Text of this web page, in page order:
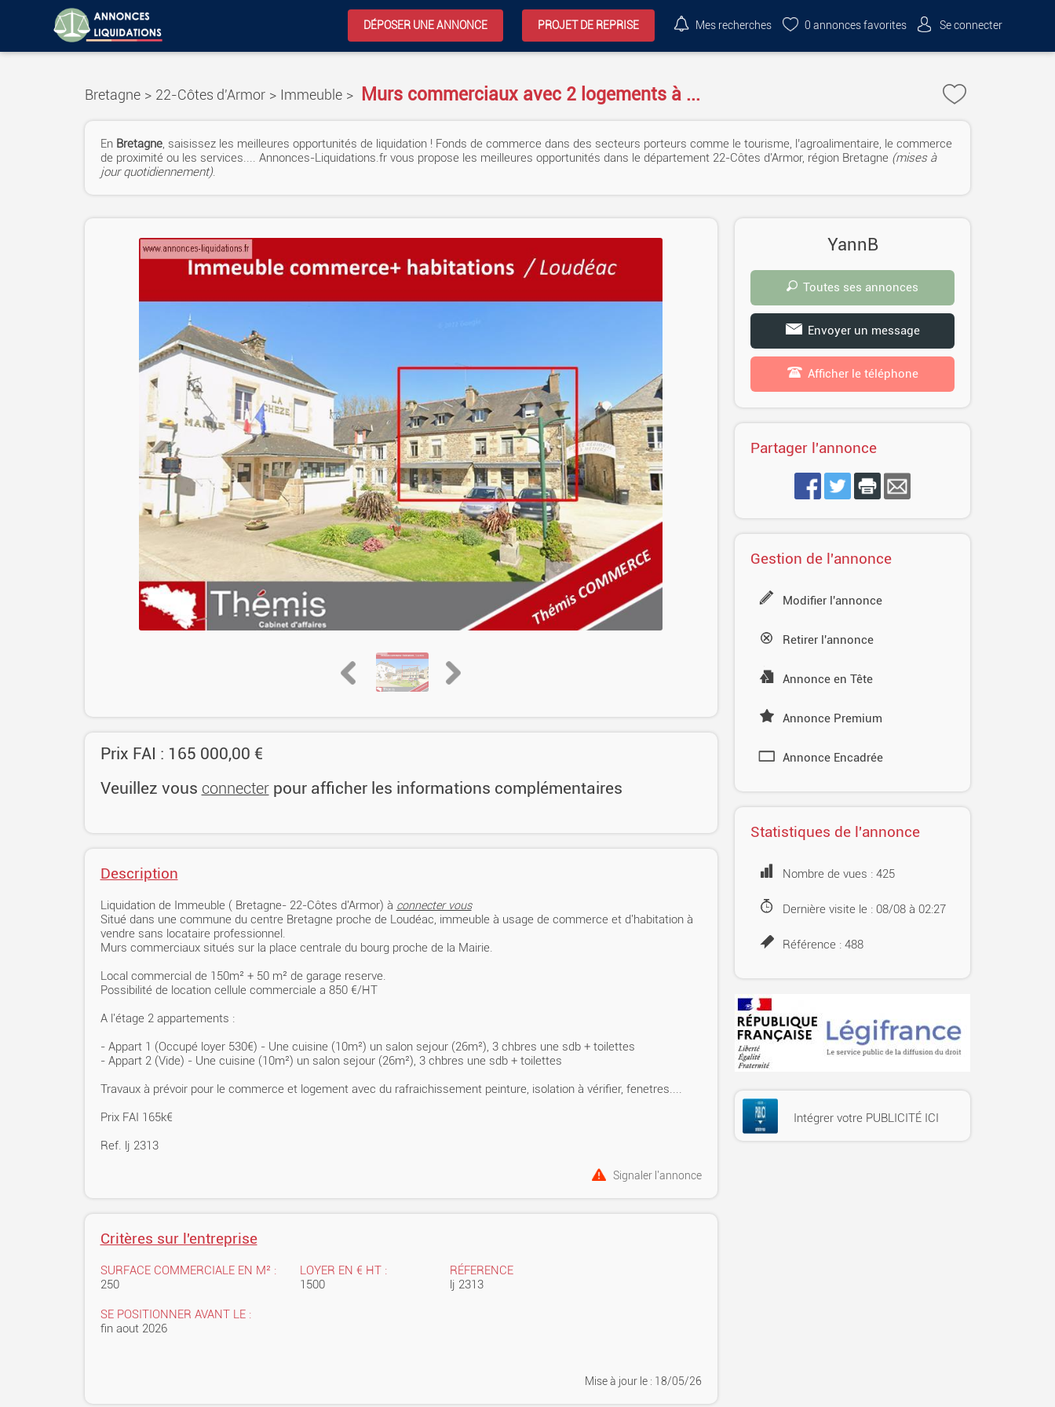
DÉPOSER UNE ANNONCE PROJET DE REPRISE Mes recherches 0 annonces favorites Se connecter
Bretagne > 22-Côtes d'Armor > Immeuble > Murs commerciaux avec 2 logements à ...
En Bretagne, saisissez les meilleures opportunités de liquidation ! Fonds de commerce dans des secteurs porteurs comme le tourisme, l’agroalimentaire, le commerce
de proximité ou les services.... Annonces-Liquidations.fr vous propose les meilleures opportunités dans le département 22-Côtes d'Armor, région Bretagne (mises à
jour quotidiennement).
Prix FAI : 165 000,00 €
Veuillez vous connecterpour afficher les informations complémentaires
Description
Liquidation de Immeuble ( Bretagne- 22-Côtes d'Armor) à connecter vous
Situé dans une commune du centre Bretagne proche de Loudéac, immeuble à usage de commerce et d'habitation à
vendre sans locataire professionnel.
Murs commerciaux situés sur la place centrale du bourg proche de la Mairie.
Local commercial de 150m² + 50 m² de garage reserve.
Possibilité de location cellule commerciale a 850 €/HT
A l'étage 2 appartements :
- Appart 1 (Occupé loyer 530€) - Une cuisine (10m²) un salon sejour (26m²), 3 chbres une sdb + toilettes
- Appart 2 (Vide) - Une cuisine (10m²) un salon sejour (26m²), 3 chbres une sdb + toilettes
Travaux à prévoir pour le commerce et logement avec du rafraichissement peinture, isolation à vérifier, fenetres....
Prix FAI 165k€
Ref. lj 2313
Signaler l'annonce
Critères sur l'entreprise
SURFACE COMMERCIALE EN M² :
250
LOYER EN € HT :
1500
RÉFERENCE
lj 2313
SE POSITIONNER AVANT LE :
fin aout 2026
Mise à jour le : 18/05/26
YannB
Toutes ses annonces
Envoyer un message
Afficher le téléphone
Partager l'annonce
Gestion de l'annonce
Modifier l'annonce
Retirer l'annonce
Annonce en Tête
Annonce Premium
Annonce Encadrée
Statistiques de l'annonce
Nombre de vues : 425
Dernière visite le : 08/08 à 02:27
Référence : 488
Intégrer votre PUBLICITÉ ICI